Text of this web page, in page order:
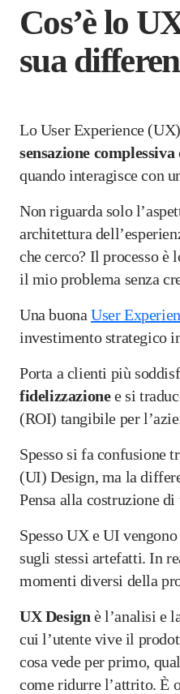
Cos’è lo
sua
Lo User Experience
sensazione complessiva
quando interagisce con
Non riguarda solo
architettura
che cerco? Il processo
il mio problema senza
Una buona User
investimento strategico
Porta a clienti più
fidelizzazionee si
(ROI) tangibile per
Spesso si fa confusione
(UI) Design, ma la
Pensa alla costruzione di
Spesso UX e UI
sugli stessi artefatti. In
momenti diversi della
UX Design è l’analisi e
cui l’utente vive il
cosa vede per primo,
come ridurre l’attrito. È